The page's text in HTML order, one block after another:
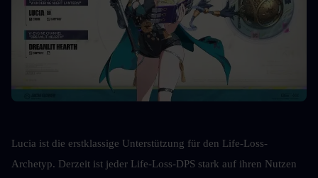
Lucia ist die erstklassige Unterstützung für den Life-Loss-
Archetyp. Derzeit ist jeder Life-Loss-DPS stark auf ihren Nutzen